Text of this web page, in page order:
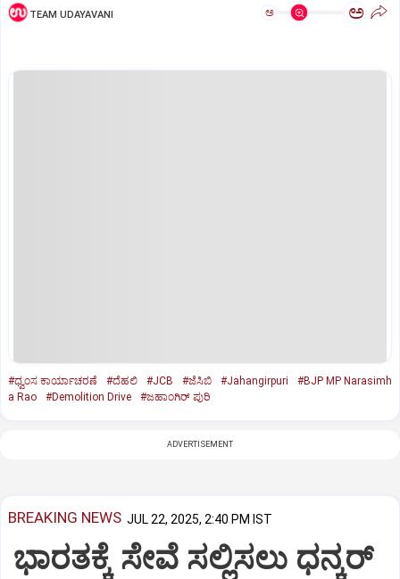
TEAM UDAYAVANI ಅ ಅ
#ಧ್ವಂಸ ಕಾರ್ಯಾಚರಣೆ #ದೆಹಲಿ #JCB #ಜೆಸಿಬಿ #Jahangirpuri
#BJP MP Narasimh
a Rao
#Demolition Drive #ಜಹಾಂಗಿರ್ ಪುರಿ
ADVERTISEMENT
BREAKING NEWS JUL 22, 2025, 2:40 PM IST
ಭಾರತಕ್ಕೆ ಸೇವೆ ಸಲ್ಲಿಸಲು ಧನ್ಕರ್‌